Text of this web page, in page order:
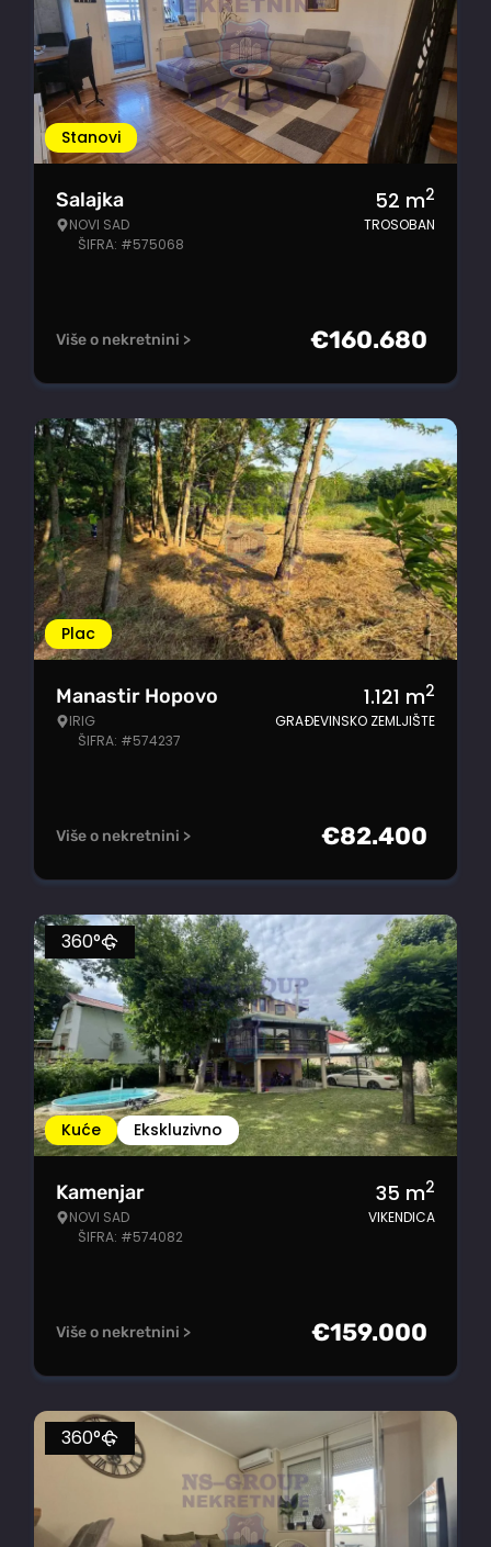
Stanovi
Salajka
NOVI SAD
ŠIFRA: #575068
52 m2
TROSOBAN
Više o nekretnini > €160.680
Plac
Manastir Hopovo
IRIG
ŠIFRA: #574237
1.121 m2
GRAĐEVINSKO ZEMLJIŠTE
Više o nekretnini > €82.400
Kuće Ekskluzivno
360°
Kamenjar
NOVI SAD
ŠIFRA: #574082
35 m2
VIKENDICA
Više o nekretnini > €159.000
360°